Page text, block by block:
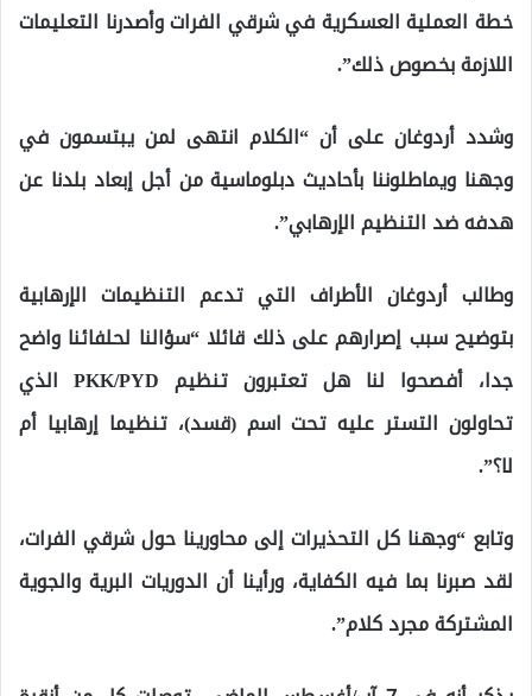
خطة العملية العسكرية في شرقي الفرات وأصدرنا التعليمات
اللازمة بخصوص ذلك”.
وشدد أردوغان على أن “الكلام انتهى لمن يبتسمون في
وجهنا ويماطلوننا بأحاديث دبلوماسية من أجل إبعاد بلدنا عن
هدفه ضد التنظيم الإرهابي”.
وطالب أردوغان الأطراف التي تدعم التنظيمات الإرهابية
بتوضيح سبب إصرارهم على ذلك قائلا “سؤالنا لحلفائنا واضح
جدا، أفصحوا لنا هل تعتبرون تنظيم PKK/PYD الذي
تحاولون التستر عليه تحت اسم (قسد)، تنظيما إرهابيا أم
لا؟”.
وتابع “وجهنا كل التحذيرات إلى محاورينا حول شرقي الفرات،
لقد صبرنا بما فيه الكفاية، ورأينا أن الدوريات البرية والجوية
المشتركة مجرد كلام”.